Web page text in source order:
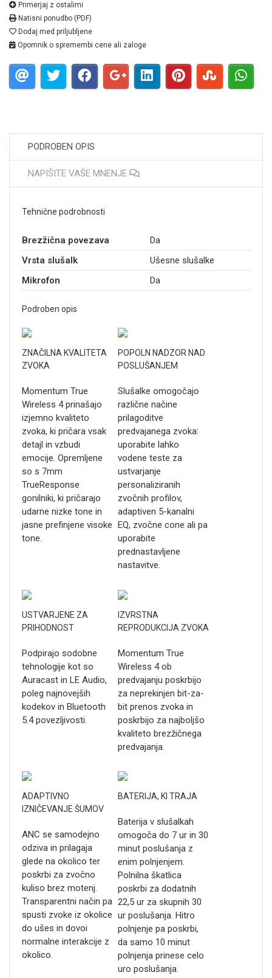
Primerjaj z ostalimi
Natisni ponudbo (PDF)
Dodaj med priljubljene
Opomnik o spremembi cene ali zaloge
PODROBEN OPIS
NAPIŠITE VAŠE MNENJE
Tehnične podrobnosti
Brezžična povezava
Da
Vrsta slušalk
Ušesne slušalke
Mikrofon
Da
Podroben opis
ZNAČILNA KVALITETA
ZVOKA
Momentum True
Wireless 4 prinašajo
izjemno kvaliteto
zvoka, ki pričara vsak
detajl in vzbudi
emocije. Opremljene
so s 7mm
TrueResponse
gonilniki, ki pričarajo
udarne nizke tone in
jasne prefinjene visoke
tone.
POPOLN NADZOR NAD
POSLUŠANJEM
Slušalke omogočajo
različne načine
prilagoditve
predvajanega zvoka:
uporabite lahko
vodene teste za
ustvarjanje
personaliziranih
zvočnih profilov,
adaptiven 5-kanalni
EQ, zvočne cone ali pa
uporabite
prednastavljene
nastavitve.
USTVARJENE ZA
PRIHODNOST
Podpirajo sodobne
tehnologije kot so
Auracast in LE Audio,
poleg najnovejših
kodekov in Bluetooth
5.4 povezljivosti.
IZVRSTNA
REPRODUKCIJA ZVOKA
Momentum True
Wireless 4 ob
predvajanju poskrbijo
za neprekinjen bit-za-
bit prenos zvoka in
poskrbijo za najboljšo
kvaliteto brezžičnega
predvajanja.
ADAPTIVNO
IZNIČEVANJE ŠUMOV
ANC se samodejno
odziva in prilagaja
glede na okolico ter
poskrbi za zvočno
kuliso brez motenj.
Transparentni način pa
spusti zvoke iz okolice
do ušes in dovoi
normalne interakcije z
okolico.
BATERIJA, KI TRAJA
Baterija v slušalkah
omogoča do 7 ur in 30
minut poslušanja z
enim polnjenjem.
Polnilna škatlica
poskrbi za dodatnih
22,5 ur za skupnih 30
ur poslušanja. Hitro
polnjenje pa poskrbi,
da samo 10 minut
polnjenja prinese celo
uro poslušanja.